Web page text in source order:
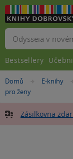
Nacházíte
se
Domů »
E-knihy
pro ženy
Zásilkovna
Vyhledávání
Bestsellery